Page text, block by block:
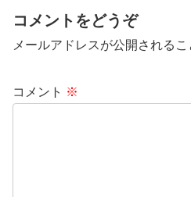
コメントをどうぞ
メールアドレスが公開されるこ
コメント ※